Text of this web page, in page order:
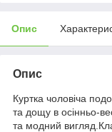
Опис
Опис
Куртка чоловіча
та дощу в осінньо-
та модний